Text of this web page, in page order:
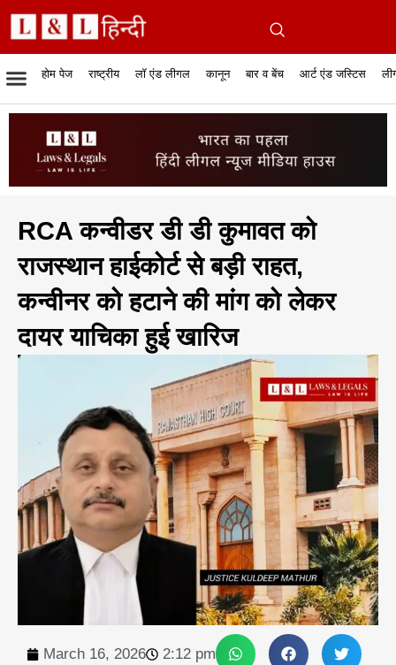
होम पेज राष्ट्रीय
रिपोर्टेबल जजमेंट सुप्रीम कोर्ट हाईकोर्ट
लॉ एंड लीगल
रिसर्च एनालाईसिस एंड लॉ केस स्टेटस
कानून
व्यापार में कानून फिल्में और कानून
बार व बेंच
बार एसोसिएशन बार
आर्ट एंड जस्टिस
जस्टिस एंड जस्टिस
RCA कन्वीडर डी डी कुमावत को
राजस्थान हाईकोर्ट से बड़ी राहत,
कन्वीनर को हटाने की मांग को लेकर
दायर याचिका हुई खारिज
March 16, 2026 2:12 pm